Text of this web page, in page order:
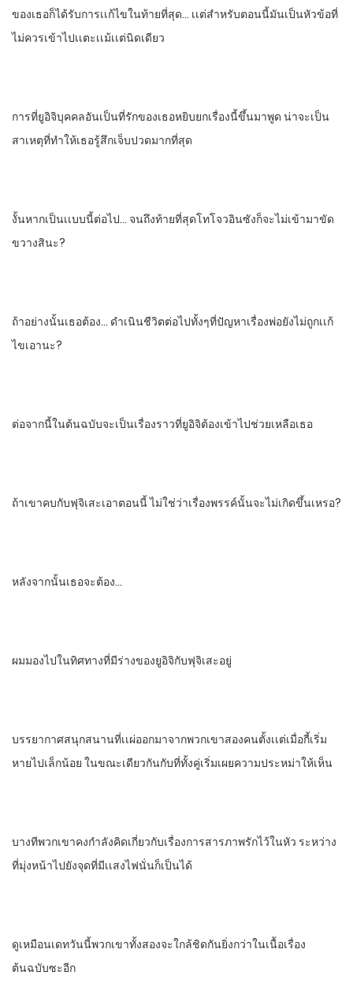
ของเธอก็ได้รับการเเก้ไขในท้ายที่สุด… เเต่สําหรับตอนนี้มันเป็นหัวข้อที่
ไม่ควรเข้าไปเเตะเเม้เเต่นิดเดียว
การที่ยูอิจิบุคคลอันเป็นที่รักของเธอหยิบยกเรื่องนี้ขึ้นมาพูด​ น่าจะเป็น
สาเหตุที่ทําให้เธอรู้สึกเจ็บปวดมากที่สุด
งั้นหากเป็นเเบบนี้ต่อไป… จนถึงท้ายที่สุดโทโจวอินซังก็จะไม่เข้ามาขัด
ขวางสินะ?
ถ้าอย่างนั้น​เธอต้อง… ดําเนินชีวิตต่อไปทั้งๆที่ปัญหาเรื่องพ่อยังไม่ถูกเเก้
ไขเอานะ?
ต่อจากนี้ในต้นฉบับ​จะเป็นเรื่องราวที่ยูอิจิต้องเข้าไปช่วยเหลือเธอ
ถ้าเขาคบกับฟุจิเสะเอาตอนนี้​ ไม่ใช่ว่าเรื่องพรรค์นั้นจะไม่เกิดขึ้นเหรอ?
หลังจากนั้น​เธอจะต้อง…
ผมมองไปในทิศทางที่มีร่างของยูอิจิกับฟุจิเสะอยู่
บรรยากาศสนุกสนานที่เเผ่ออกมาจากพวกเขาสองคนตั้งเเต่เมื่อกี้เริ่ม
หายไปเล็กน้อย​ ในขณะเดียวกัน​กับที่ทั้งคู่เริ่มเผยความประหม่าให้เห็น
บางทีพวกเขาคงกําลังคิดเกี่ยวกับเรื่องการสารภาพรัก​ไว้ในหัว​ ระหว่าง
ที่มุ่งหน้าไปยัง​จุดที่มีเเสงไฟนั่น​ก็เป็นได้
ดูเหมือนเดทวันนี้พวกเขาทั้งสองจะใกล้ชิดกันยิ่งกว่า​ในเนื้อเรื่อง
ต้นฉบับซะอีก